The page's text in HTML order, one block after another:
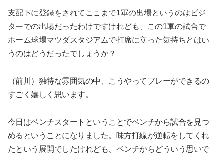
支配下に登録をされてここまで1軍の出場というのはビジ
ターでの出場だったわけですけれども、この1軍の試合で
ホーム球場マツダスタジアムで打席に立った気持ちとはい
うのはどうだったでしょうか？
（前川）独特な雰囲気の中、こうやってプレーができるの
すごく嬉しく思います。
今日はベンチスタートということでベンチから試合を見つ
めるということになりました。味方打線が逆転をしてくれ
たという展開でしたけれども、ベンチからどういう思いで